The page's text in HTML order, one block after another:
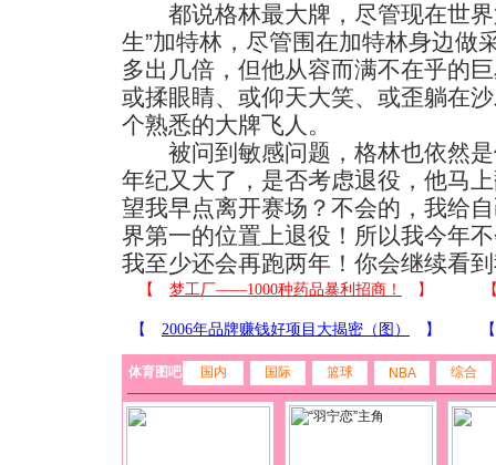
都说格林最大牌，尽管现在世界
生”加特林，尽管围在加特林身边做
多出几倍，但他从容而满不在乎的
或揉眼睛、或仰天大笑、或歪躺在
个熟悉的大牌飞人。
被问到敏感问题，格林也依然是
年纪又大了，是否考虑退役，他马
望我早点离开赛场？不会的，我给
界第一的位置上退役！所以我今年
我至少还会再跑两年！你会继续看
体育图吧 国内 国际 篮球 NBA 综合